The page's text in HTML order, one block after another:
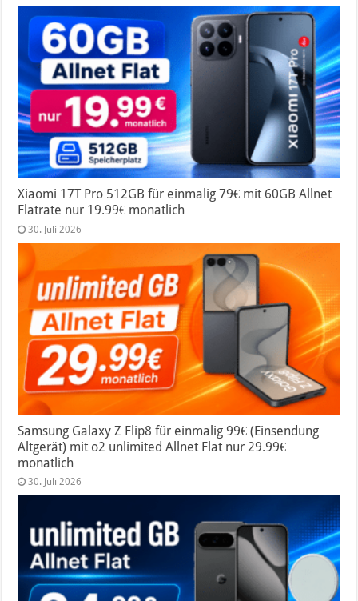
Xiaomi 17T Pro 512GB für einmalig 79€ mit 60GB Allnet
Flatrate nur 19.99€ monatlich
30. Juli 2026
Samsung Galaxy Z Flip8 für einmalig 99€ (Einsendung
Altgerät) mit o2 unlimited Allnet Flat nur 29.99€
monatlich
30. Juli 2026